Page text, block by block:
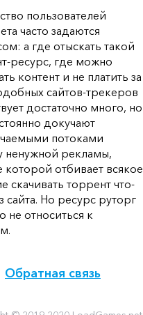
пользователей
часто задаются
а где отыскать такой
ресурс, где можно
контент и не платить за
сайтов-трекеров
достаточно много, но
докучают
потоками
ненужной рекламы,
которой отбивает всякое
скачивать торрент что-
сайта. Но ресурс руторг
не относиться к
Обратная связь